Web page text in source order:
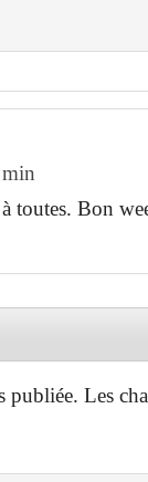
toutes. Bon
publiée. Les